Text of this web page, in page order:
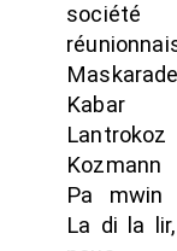
société
Kabar
Pa
La di la